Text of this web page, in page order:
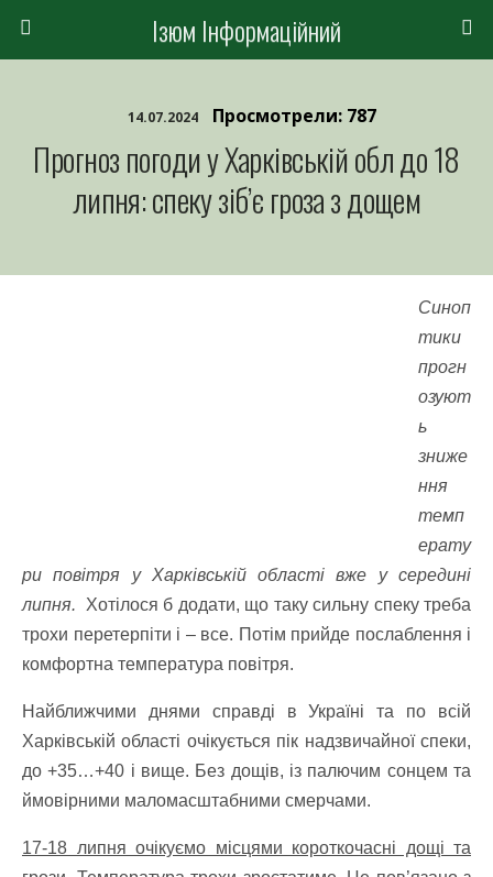
Ізюм Інформаційний
14.07.2024 Просмотрели: 787
Прогноз погоди у Харківській обл до 18
липня: спеку зіб’є гроза з дощем
Синоп
тики
прогн
озуют
ь
зниже
ння
темп
ерату
ри повітря у Харківській області вже у середині
липня. Хотілося б додати, що таку сильну спеку треба
трохи перетерпіти і – все. Потім прийде послаблення і
комфортна температура повітря.
Найближчими днями справді в Україні та по всій
Харківській області очікується пік надзвичайної спеки,
до +35…+40 і вище. Без дощів, із палючим сонцем та
ймовірними маломасштабними смерчами.
17-18 липня очікуємо місцями короткочасні дощі та